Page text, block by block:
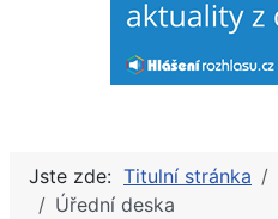
Jste zde: Titulní stránka
Úřední deska